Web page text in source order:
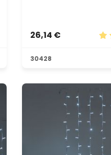
26,14 €
30428